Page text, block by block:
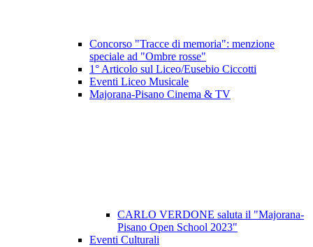
Concorso "Tracce di memoria": menzione
speciale ad "Ombre rosse"
1° Articolo sul Liceo/Eusebio Ciccotti
Eventi Liceo Musicale
Majorana-Pisano Cinema & TV
CARLO VERDONE saluta il "Majorana-
Pisano Open School 2023"
Eventi Culturali